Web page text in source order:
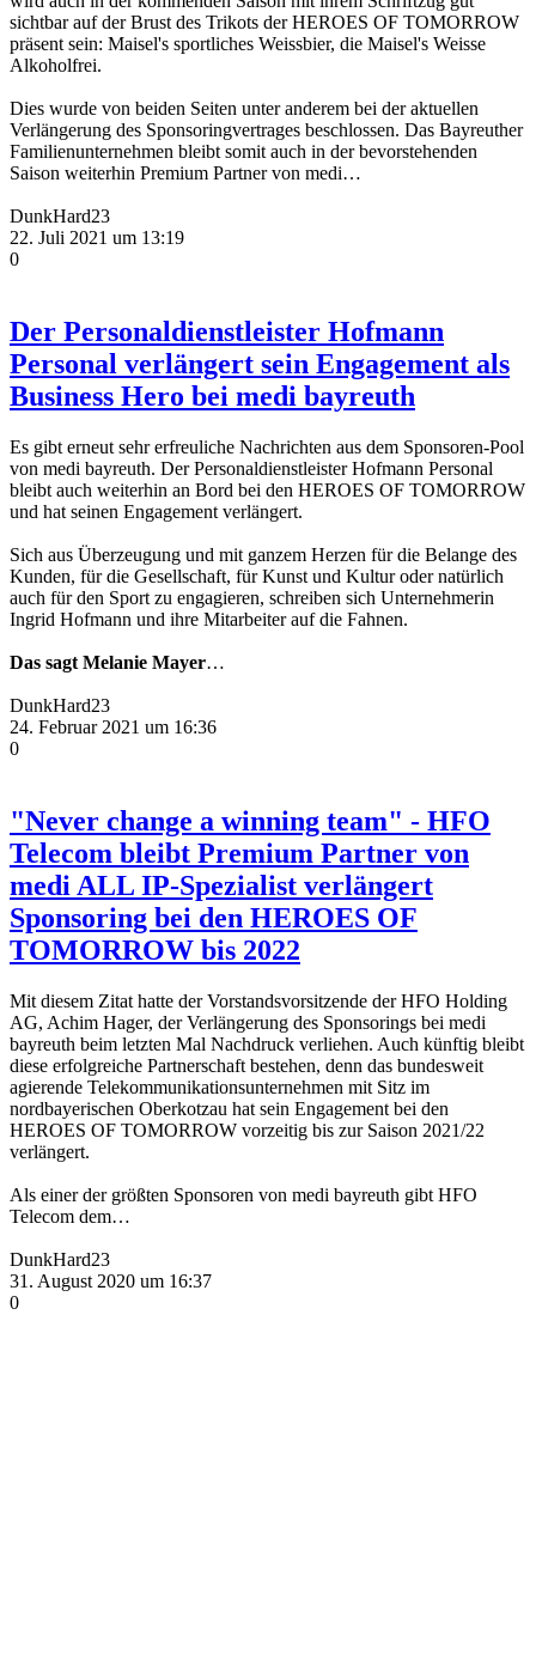
sichtbar auf der Brust des Trikots der HEROES OF TOMORROW
präsent sein: Maisel's sportliches Weissbier, die Maisel's Weisse
Alkoholfrei.
Dies wurde von beiden Seiten unter anderem bei der aktuellen
Verlängerung des Sponsoringvertrages beschlossen. Das Bayreuther
Familienunternehmen bleibt somit auch in der bevorstehenden
Saison weiterhin Premium Partner von medi…
DunkHard23
22. Juli 2021 um 13:19
0
Der Personaldienstleister Hofmann
Personal verlängert sein Engagement als
Business Hero bei medi bayreuth
Es gibt erneut sehr erfreuliche Nachrichten aus dem Sponsoren-Pool
von medi bayreuth. Der Personaldienstleister Hofmann Personal
bleibt auch weiterhin an Bord bei den HEROES OF TOMORROW
und hat seinen Engagement verlängert.
Sich aus Überzeugung und mit ganzem Herzen für die Belange des
Kunden, für die Gesellschaft, für Kunst und Kultur oder natürlich
auch für den Sport zu engagieren, schreiben sich Unternehmerin
Ingrid Hofmann und ihre Mitarbeiter auf die Fahnen.
Das sagt Melanie Mayer…
DunkHard23
24. Februar 2021 um 16:36
0
"Never change a winning team" - HFO
Telecom bleibt Premium Partner von
medi ALL IP-Spezialist verlängert
Sponsoring bei den HEROES OF
TOMORROW bis 2022
Mit diesem Zitat hatte der Vorstandsvorsitzende der HFO Holding
AG, Achim Hager, der Verlängerung des Sponsorings bei medi
bayreuth beim letzten Mal Nachdruck verliehen. Auch künftig bleibt
diese erfolgreiche Partnerschaft bestehen, denn das bundesweit
agierende Telekommunikationsunternehmen mit Sitz im
nordbayerischen Oberkotzau hat sein Engagement bei den
HEROES OF TOMORROW vorzeitig bis zur Saison 2021/22
verlängert.
Als einer der größten Sponsoren von medi bayreuth gibt HFO
Telecom dem…
DunkHard23
31. August 2020 um 16:37
0